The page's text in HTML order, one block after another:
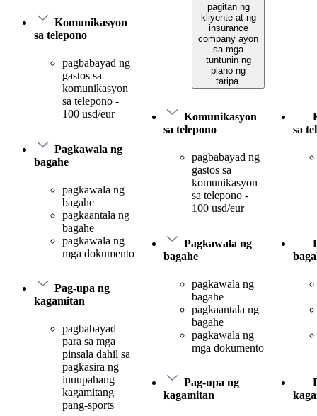
Komunikasyon
sa telepono
pagbabayad ng
gastos sa
komunikasyon
sa telepono -
100 usd/eur
Pagkawala ng
bagahe
pagkawala ng
bagahe
pagkaantala ng
bagahe
pagkawala ng
mga dokumento
Pag-upa ng
kagamitan
pagbabayad
para sa mga
pinsala dahil sa
pagkasira ng
inuupahang
kagamitang
pang-sports
pagitan ng
kliyente at ng
insurance
company ayon
sa mga
tuntunin ng
plano ng
taripa.
Komunikasyon
sa telepono
pagbabayad ng
gastos sa
komunikasyon
sa telepono -
100 usd/eur
Pagkawala ng
bagahe
pagkawala ng
bagahe
pagkaantala ng
bagahe
pagkawala ng
mga dokumento
Pag-upa ng
kagamitan
sa